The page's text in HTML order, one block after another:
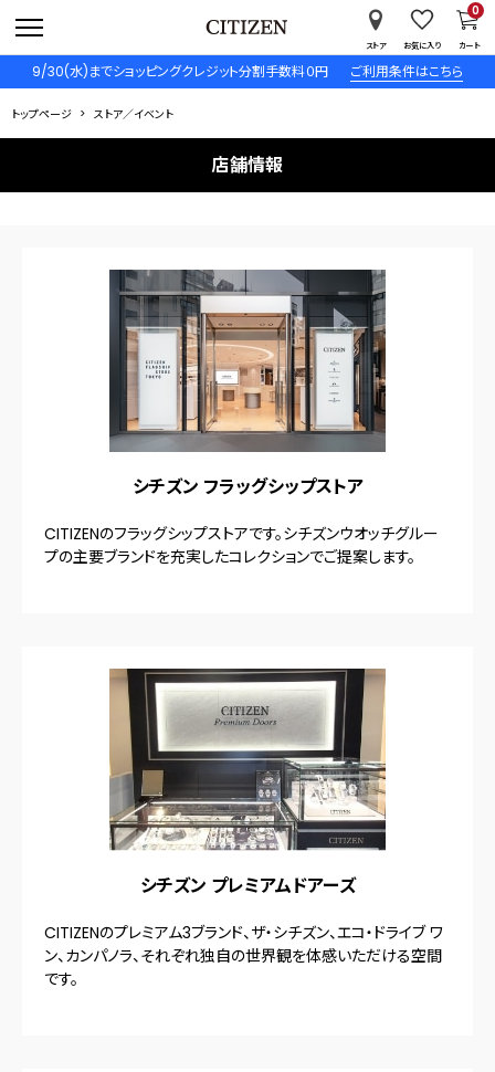
9/30(水)までショッピングクレジット分割手数料０円 ご利用条件はこちら
ストア お気に入り カート
0
トップページ ストア／イベント
店舗情報
シチズン フラッグシップストア
CITIZENのフラッグシップストアです。シチズンウオッチグルー
プの主要ブランドを充実したコレクションでご提案します。
シチズン プレミアムドアーズ
CITIZENのプレミアム3ブランド、ザ・シチズン、エコ・ドライブ ワ
ン、カンパノラ、それぞれ独自の世界観を体感いただける空間
です。